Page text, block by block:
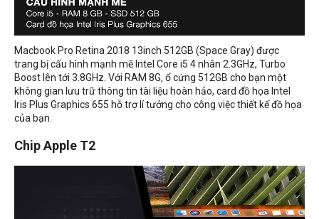
Macbook Pro Retina 2018 13inch 512GB (Space Gray) được
trang bị cấu hình mạnh mẽ Intel Core i5 4 nhân 2.3GHz, Turbo
Boost lên tới 3.8GHz. Với RAM 8G, ổ cứng 512GB cho bạn một
không gian lưu trữ thông tin tài liệu hoàn hảo, card đồ họa Intel
Iris Plus Graphics 655 hỗ trợ lí tưởng cho công việc thiết kế đồ họa
của bạn.
Chip Apple T2